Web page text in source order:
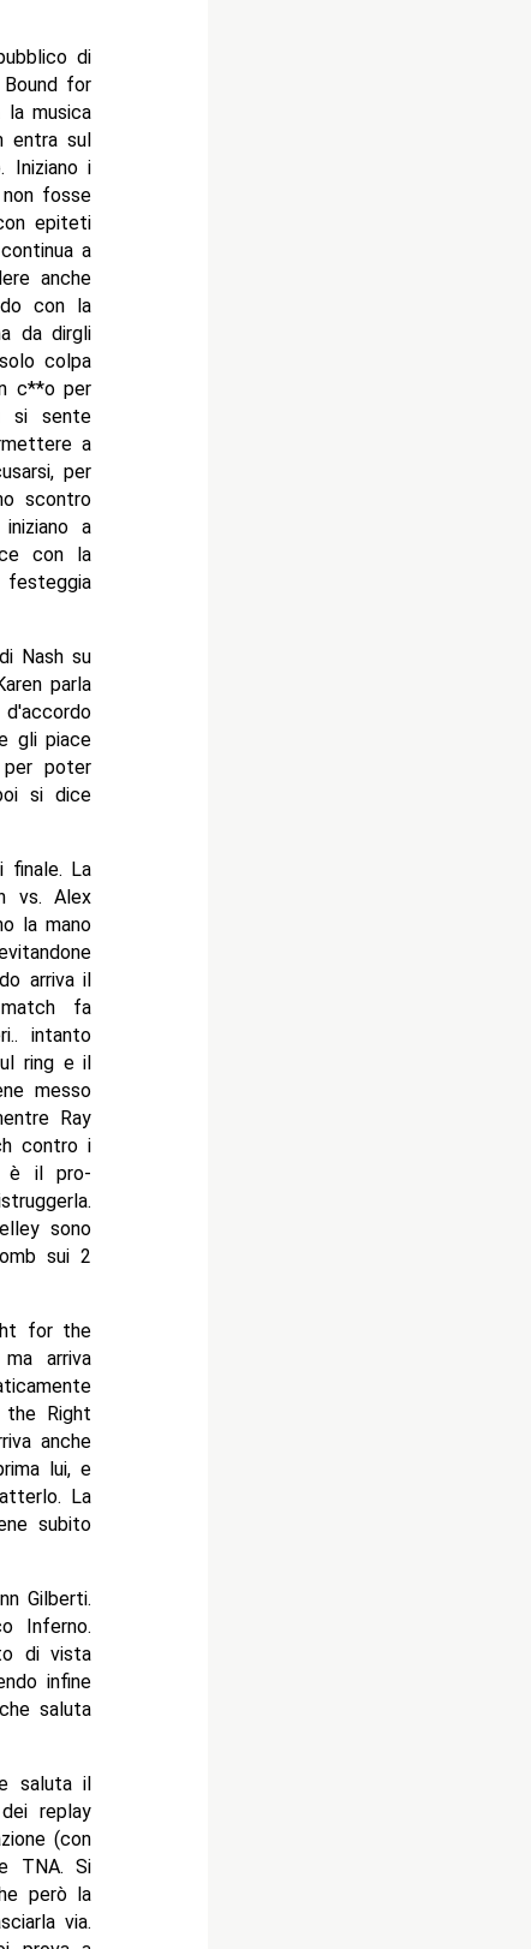
di
for
la musica
entra sul
Iniziano i
fosse
epiteti
a
anche
con la
da dirgli
colpa
c**o per
si sente
a
per
scontro
a
con la
festeggia
Nash su
parla
gli piace
per poter
si dice
finale. La
vs. Alex
la mano
arriva il
fa
intanto
ring e il
messo
Ray
contro i
è il pro-
sono
sui 2
for the
arriva
Right
anche
lui, e
La
subito
Gilberti.
Inferno.
di vista
infine
saluta
saluta il
replay
(con
TNA. Si
però la
via.